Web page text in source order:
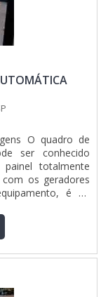
O quadro de
ser conhecido
totalmente
os geradores
é de
uma interrupção
por parte da